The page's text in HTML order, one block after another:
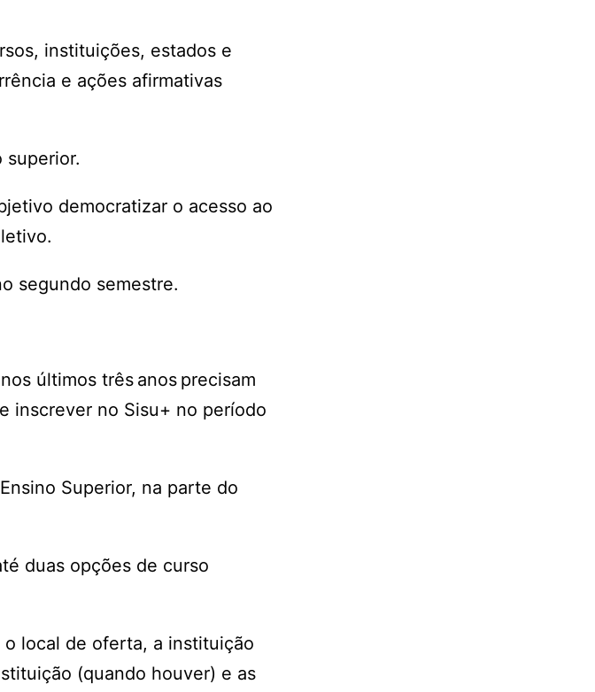
instituições, estados e
e ações afirmativas
superior.
democratizar o acesso ao
segundo semestre.
últimos três anos precisam
inscrever no Sisu+ no período
Superior, na parte do
duas opções de curso
local de oferta, a instituição
(quando houver) e as